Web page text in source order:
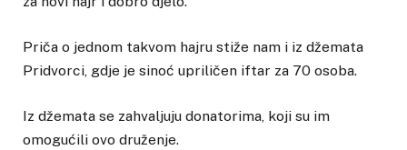
Priča o jednom takvom hajru stiže nam i iz džemata
Pridvorci, gdje je sinoć upriličen iftar za 70 osoba.
Iz džemata se zahvaljuju donatorima, koji su im
omogućili ovo druženje.